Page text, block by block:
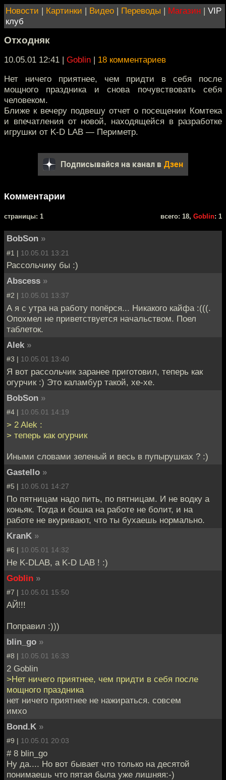
Новости | Картинки | Видео | Переводы | Магазин | VIP
клуб
Отходняк
10.05.01 12:41 | Goblin | 18 комментариев
Нет ничего приятнее, чем придти в себя после
мощного праздника и снова почувствовать себя
человеком.
Ближе к вечеру подвешу отчет о посещении Комтека
и впечатления от новой, находящейся в разработке
игрушки от K-D LAB — Периметр.
Подписывайся на канал в Дзен
Комментарии
cтраницы: 1 всего: 18, Goblin: 1
BobSon »
#1 | 10.05.01 13:21
Рассольчику бы :)
Abscess »
#2 | 10.05.01 13:37
А я с утра на работу попёрся... Никакого кайфа :(((.
Опохмел не приветствуется начальством. Поел
таблеток.
Alek »
#3 | 10.05.01 13:40
Я вот рассольчик заранее приготовил, теперь как
огурчик :) Это каламбур такой, хе-хе.
BobSon »
#4 | 10.05.01 14:19
> 2 Alek :
> теперь как огурчик
Иными словами зеленый и весь в пупырушках ? :)
Gastello »
#5 | 10.05.01 14:27
По пятницам надо пить, по пятницам. И не водку а
коньяк. Тогда и бошка на работе не болит, и на
работе не вкуривают, что ты бухаешь нормально.
KranK »
#6 | 10.05.01 14:32
Не K-DLAB, а K-D LAB ! :)
Goblin »
#7 | 10.05.01 15:50
АЙ!!!
Поправил :)))
blin_go »
#8 | 10.05.01 16:33
2 Goblin
>Нет ничего приятнее, чем придти в себя после
мощного праздника
нет ничего приятнее не нажираться. совсем
имхо
Bond.K »
#9 | 10.05.01 20:03
# 8 blin_go
Ну да.... Но вот бывает что только на десятой
понимаешь что пятая была уже лишняя:-)